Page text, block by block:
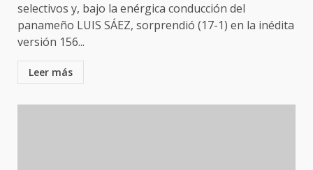
selectivos y, bajo la enérgica conducción del
panameño LUIS SÁEZ, sorprendió (17-1) en la inédita
versión 156...
Leer más